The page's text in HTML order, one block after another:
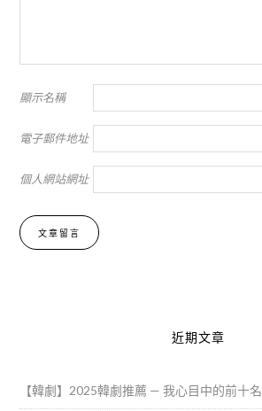
顯示名稱
電子郵件地址
個人網站網址
近期文章
【韓劇】2025韓劇推薦 — 我心目中的前十名